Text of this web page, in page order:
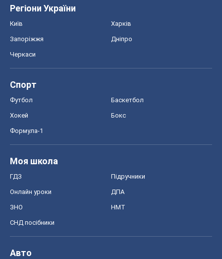
Регіони України
Київ Харків
Запоріжжя Дніпро
Черкаси
Спорт
Футбол Баскетбол
Хокей Бокс
Формула-1
Моя школа
ГДЗ Підручники
Онлайн уроки ДПА
ЗНО НМТ
СНД посібники
Авто